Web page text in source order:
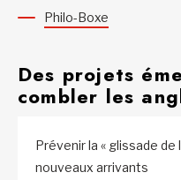
Philo-Boxe
Des projets
combler les
Prévenir la « glissade de
nouveaux arrivants